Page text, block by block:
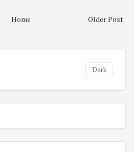
Older Post
Home
Dark